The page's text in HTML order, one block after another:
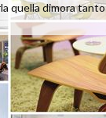
quella dimora tanto
- p.iva 03338800984